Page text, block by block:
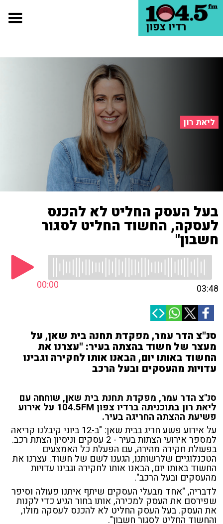
ליאת רון
בעל העסק החליט לא להכנס
לעסקה, החשוד החליט לסגור
חשבון"
00:00 03:48
סנ"צ הדר עמר, מפקדת תחנה בית שאן, על
מעצר של חשוד בהצתה בעיר: "עצרנו את
החשוד באותו יום, הבאנו אותו לחקירה וגבינו
עדויות מהעסקים ובעל הרכב
סנ"צ הדר עמר, מפקדת תחנת בית שאן, שוחחה עם
ליאת רון בתוכניתה ברדיו צפון 104.5FM על אירוע
פשיעת ההצתה החריגה בעיר.
על אירוע פשע חריג בבית שאן: "ב-12 ביוני קיבלנו קריאה
למספר אירועי הצתות בעיר - 2 עסקים וניסיון הצתת רכב.
בפעולת חקירה מהירה, עם הפעלת כל האמצעים
הטכנלוגיים שלרשותנו, הגענו לשם של חשוד. עצרנו את
החשוד באותו יום, הבאנו אותו לחקירה וגבינו עדויות
מהעסקים ובעל הרכב".
לדבריה, "אחד מבעלי העסקים שיתף איתנו פעולה וסיפר
שפירסם את העסק למכירה, אותו בחור הגיע כדי לקנות
את העסק. בעל העסק החליט לא להכנס לעסקה מולו,
והחשוד החליט לסגור חשבון".